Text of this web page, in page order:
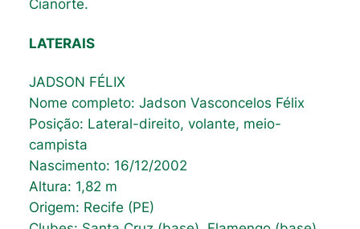
Cianorte.
LATERAIS
JADSON FÉLIX
Nome completo: Jadson Vasconcelos Félix
Posição: Lateral-direito, volante, meio-
campista
Nascimento: 16/12/2002
Altura: 1,82 m
Origem: Recife (PE)